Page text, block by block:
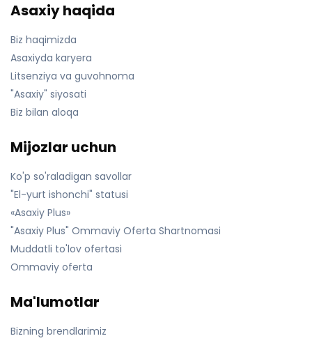
Asaxiy haqida
Biz haqimizda
Asaxiyda karyera
Litsenziya va guvohnoma
"Asaxiy" siyosati
Biz bilan aloqa
Mijozlar uchun
Ko'p so'raladigan savollar
"El-yurt ishonchi" statusi
«Asaxiy Plus»
"Asaxiy Plus" Ommaviy Oferta Shartnomasi
Muddatli to'lov ofertasi
Ommaviy oferta
Ma'lumotlar
Bizning brendlarimiz